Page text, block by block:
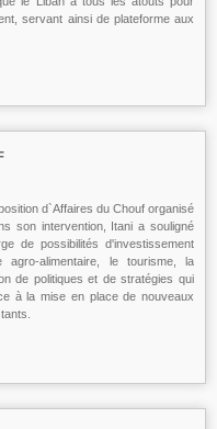
servant ainsi de plateforme aux
d`Affaires du Chouf organisé
son intervention, Itani a souligné
de possibilités d'investissement
agro-alimentaire, le tourisme, la
de politiques et de stratégies qui
à la mise en place de nouveaux